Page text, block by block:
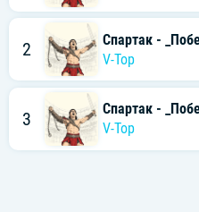
2
Спартак -
V-Top
3
Спартак -
V-Top